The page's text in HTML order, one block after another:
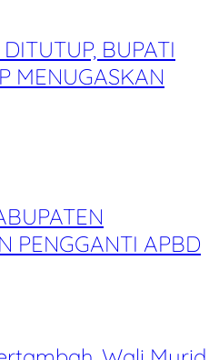
BUPATI
MENUGASKAN
PENGGANTI APBD